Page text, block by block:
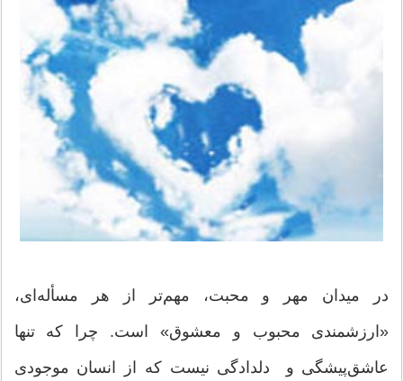
در میدان مهر و محبت، مهم‌تر از هر مسأله‌ای،
«ارزشمندی محبوب و معشوق» است. چرا که تنها
عاشق‌پیشگی و دلدادگی نیست که از انسان موجودی